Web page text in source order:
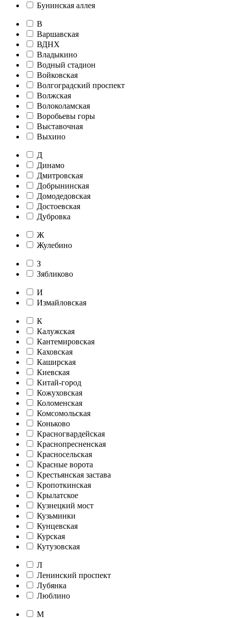
Бунинская аллея
В
Варшавская
ВДНХ
Владыкино
Водный стадион
Войковская
Волгоградский проспект
Волжская
Волоколамская
Воробьевы горы
Выставочная
Выхино
Д
Динамо
Дмитровская
Добрынинская
Домодедовская
Достоевская
Дубровка
Ж
Жулебино
З
Зябликово
И
Измайловская
К
Калужская
Кантемировская
Каховская
Каширская
Киевская
Китай-город
Кожуховская
Коломенская
Комсомольская
Коньково
Красногвардейская
Краснопресненская
Красносельская
Красные ворота
Крестьянская застава
Кропоткинская
Крылатское
Кузнецкий мост
Кузьминки
Кунцевская
Курская
Кутузовская
Л
Ленинский проспект
Лубянка
Люблино
М